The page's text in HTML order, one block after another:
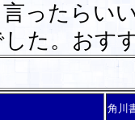
ったらい
た。おす
角川